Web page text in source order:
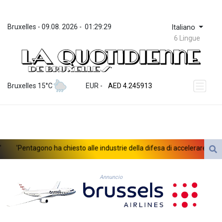
Bruxelles - 09.08. 2026 - 01:29:29 Italiano
6 Lingue
Bruxelles 15°C EUR -
ZWL 372.275202
AED 4.245913
AFN 76.887634
ARS 1724.882567
AUD 1.638747
AZN 1.97002
BAM 1.955776
BBD 2.321671
BDT 142.688227
'Pentagono ha chiesto alle industrie della difesa di accelerare la
Annuncio